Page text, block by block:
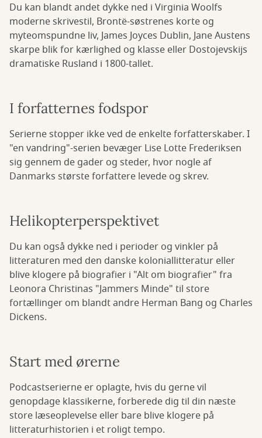
Du kan blandt andet dykke ned i Virginia Woolfs
moderne skrivestil, Brontë-søstrenes korte og
myteomspundne liv, James Joyces Dublin, Jane Austens
skarpe blik for kærlighed og klasse eller Dostojevskijs
dramatiske Rusland i 1800-tallet.
I forfatternes fodspor
Serierne stopper ikke ved de enkelte forfatterskaber. I
"en vandring"-serien bevæger Lise Lotte Frederiksen
sig gennem de gader og steder, hvor nogle af
Danmarks største forfattere levede og skrev.
Helikopterperspektivet
Du kan også dykke ned i perioder og vinkler på
litteraturen med den danske koloniallitteratur eller
blive klogere på biografier i "Alt om biografier" fra
Leonora Christinas "Jammers Minde" til store
fortællinger om blandt andre Herman Bang og Charles
Dickens.
Start med ørerne
Podcastserierne er oplagte, hvis du gerne vil
genopdage klassikerne, forberede dig til din næste
store læseoplevelse eller bare blive klogere på
litteraturhistorien i et roligt tempo.